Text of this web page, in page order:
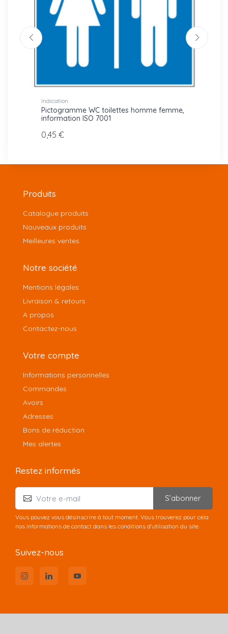
Indication
Pictogramme WC toilettes homme femme,
information ISO 7001
0,45 €
Produits
Catalogue produits
Nouveaux produits
Meilleures ventes
Notre société
Mentions légales
Livraison & retours
A propos
Contactez-nous
Votre compte
Informations personnelles
Commandes
Avoirs
Adresses
Bons de réduction
Mes alertes
Restez informés
S’abonner
Vous pouvez vous désinscrire à tout moment. Vous trouverez pour cela
nos informations de contact dans les conditions d'utilisation du site.
Suivez-nous